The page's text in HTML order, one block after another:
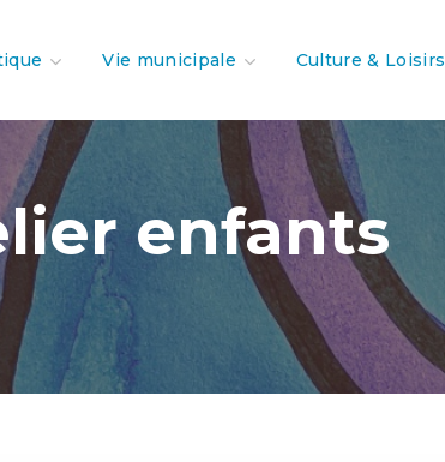
Vie municipale Culture & Loisirs
enfants